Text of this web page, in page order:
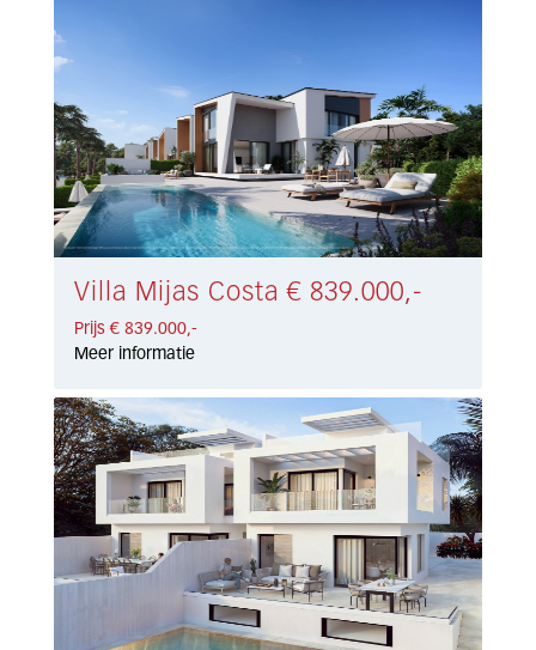
Villa Mijas Costa € 839.000,-
Prijs € 839.000,-
Meer informatie